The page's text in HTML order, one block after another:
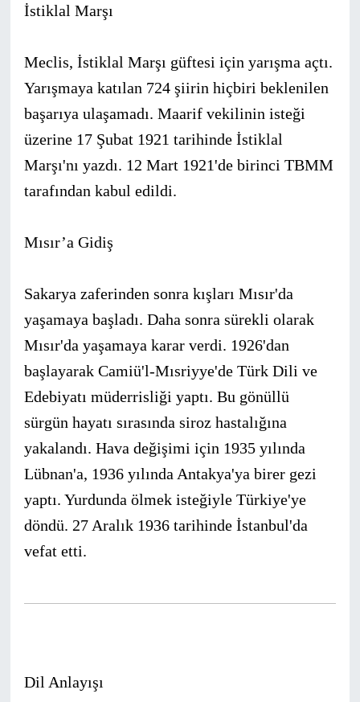
İstiklal Marşı
Meclis, İstiklal Marşı güftesi için yarışma açtı.
Yarışmaya katılan 724 şiirin hiçbiri beklenilen
başarıya ulaşamadı. Maarif vekilinin isteği
üzerine 17 Şubat 1921 tarihinde İstiklal
Marşı'nı yazdı. 12 Mart 1921'de birinci TBMM
tarafından kabul edildi.
Mısır’a Gidiş
Sakarya zaferinden sonra kışları Mısır'da
yaşamaya başladı. Daha sonra sürekli olarak
Mısır'da yaşamaya karar verdi. 1926'dan
başlayarak Camiü'l-Mısriyye'de Türk Dili ve
Edebiyatı müderrisliği yaptı. Bu gönüllü
sürgün hayatı sırasında siroz hastalığına
yakalandı. Hava değişimi için 1935 yılında
Lübnan'a, 1936 yılında Antakya'ya birer gezi
yaptı. Yurdunda ölmek isteğiyle Türkiye'ye
döndü. 27 Aralık 1936 tarihinde İstanbul'da
vefat etti.
Dil Anlayışı